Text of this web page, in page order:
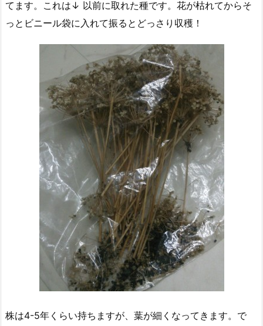
てます。これは↓ 以前に取れた種です。花が枯れてからそ
っとビニール袋に入れて振るとどっさり収穫！
株は4-5年くらい持ちますが、葉が細くなってきます。で